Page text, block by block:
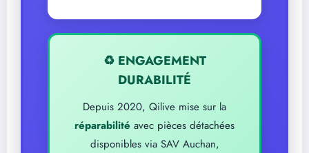
♻️ ENGAGEMENT
DURABILITÉ
Depuis 2020, Qilive mise sur la
réparabilité avec pièces détachées
disponibles via SAV Auchan,